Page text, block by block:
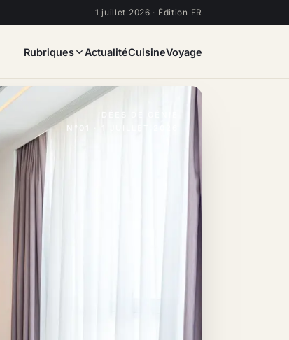
1 juillet 2026 · Édition FR
Rubriques ActualitéCuisineVoyage
N°01 · 1 JUILLET 2026